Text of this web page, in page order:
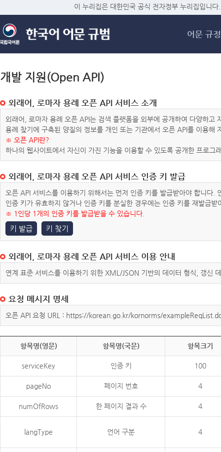
메
이 누리집은 대한민국 공식 전자정부 누리집입니다.
어문 규정
개발 지원(Open API)
외래어, 로마자 용례 오픈 API 서비스 소개
외래어, 로마자 용례 오픈 API는 검색 플랫폼을 외부에 공개하여 다양하
용례 찾기에 구축된 양질의 정보를 개인 또는 기관에서 오픈 API를 이용해
※ 오픈 API란?
하나의 웹사이트에서 자신이 가진 기능을 이용할 수 있도록 공개한 프로그
외래어, 로마자 용례 오픈 API 서비스 인증 키 발급
오픈 API 서비스를 이용하기 위해서는 먼저 인증 키를 발급받아야 합니다
인증 키가 유효하지 않거나 인증 키를 분실한 경우에는 인증 키를 재발급받
※ 1인당 1개의 인증 키를 발급받을 수 있습니다.
키 발급 키 찾기
외래어, 로마자 용례 오픈 API 서비스 이용 안내
연계 표준 서비스를 이용하기 위한 XML/JSON 기반의 데이터 형식, 갱신
요청 메시지 명세
오픈 API 요청 URL : https://korean.go.kr/kornorms/
항목명(영문) 항목명(국문) 항목크기
serviceKey 인증 키 100
pageNo 페이지 번호 4
numOfRows 한 페이지 결과 수 4
langType 언어 구분 4